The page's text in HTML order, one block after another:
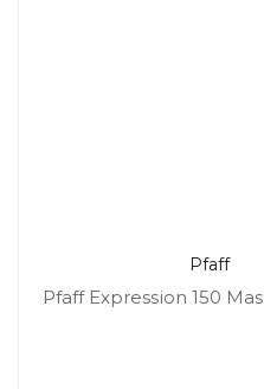
Pfaff
Pfaff Expression 150